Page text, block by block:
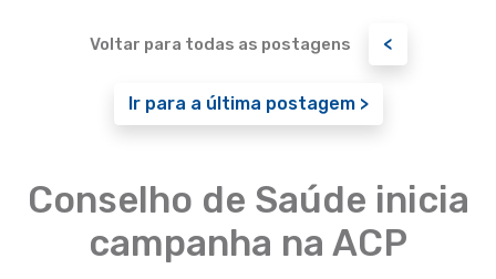
Voltar para todas as postagens <
Ir para a última postagem >
Conselho de Saúde inicia
campanha na ACP